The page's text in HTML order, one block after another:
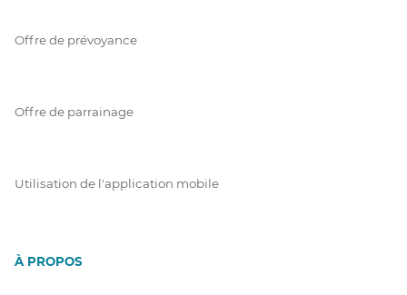
Offre de prévoyance
Offre de parrainage
Utilisation de l'application mobile
À PROPOS